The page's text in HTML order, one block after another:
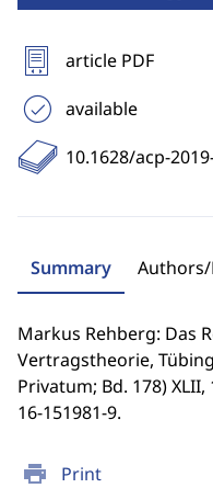
print Print
article PDF
available
10.1628/acp-
Summary
Markus Rehberg: Das
Vertragstheorie,
Privatum; Bd. 178) XLII,
16-151981-9.